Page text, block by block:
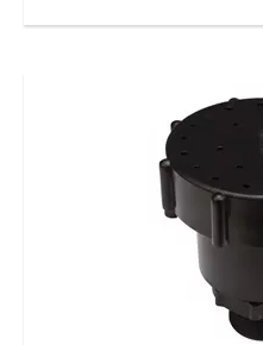
Durchflussbereich ist sie
ermöglicht eine
unterschiedlichsten Anlagen.
Für dekorative Wasserbilder
Zierwasseranlagen mit